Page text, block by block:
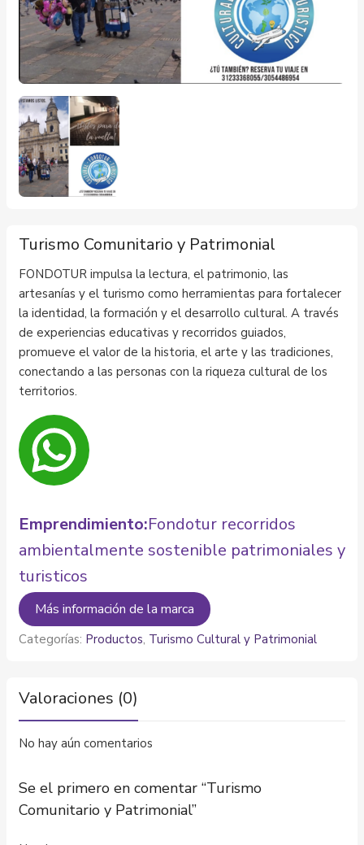
Turismo Comunitario y Patrimonial
FONDOTUR impulsa la lectura, el patrimonio, las
artesanías y el turismo como herramientas para fortalecer
la identidad, la formación y el desarrollo cultural. A través
de experiencias educativas y recorridos guiados,
promueve el valor de la historia, el arte y las tradiciones,
conectando a las personas con la riqueza cultural de los
territorios.
Emprendimiento:Fondotur recorridos
ambientalmente sostenible patrimoniales y
turisticos
Más información de la marca
Categorías: Productos, Turismo Cultural y Patrimonial
Valoraciones (0)
No hay aún comentarios
Se el primero en comentar “Turismo
Comunitario y Patrimonial”